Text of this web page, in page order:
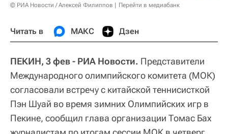
© РИА Новости / Алексей Филиппов Перейти в медиабанк
Читать в МАКС Дзен
ПЕКИН, 3 фев - РИА Новости. Представители
Международного олимпийского комитета (МОК)
согласовали встречу с китайской теннисисткой
Пэн Шуай во время зимних Олимпийских игр в
Пекине, сообщил глава организации Томас Бах